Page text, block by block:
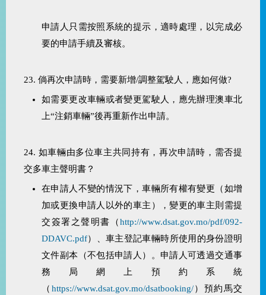
申請人只需按照系統的提示，適時處理，以完成必
要的申請手續及審核。
23. 倘再次申請時，需要新增/調整駕駛人，應如何做?
如需要更改車輛或者變更駕駛人，應先辦理澳車北
上“注銷車輛”後再重新作出申請。
24. 如車輛由多位車主共同持有，再次申請時，需否提
交多車主聲明書？
在申請人不變的情況下，車輛所有權有變更（如增
加或更換申請人以外的車主），變更的車主則需提
交簽署之聲明書（http://www.dsat.gov.mo/pdf/092-
DDAVC.pdf）、車主登記車輛時所使用的身份證明
文件副本（不包括申請人）。申請人可透過交通事
務局網上預約系統
（ https://www.dsat.gov.mo/dsatbooking/）預約馬交